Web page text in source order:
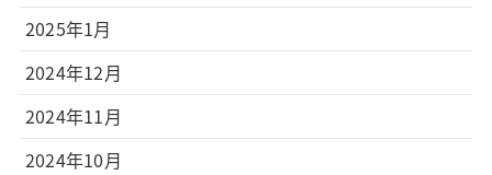
2025年1月
2024年12月
2024年11月
2024年10月